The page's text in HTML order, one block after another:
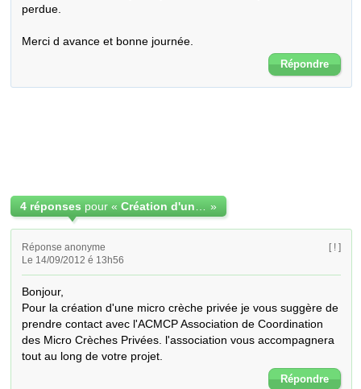
perdue.
Merci d avance et bonne journée.
Répondre
4 réponses pour « »
Réponse anonyme
Le 14/09/2012 é 13h56
[ ! ]
Bonjour,
Pour la création d'une micro crèche privée je vous suggère de
prendre contact avec l'ACMCP Association de Coordination
des Micro Crèches Privées. l'association vous accompagnera
tout au long de votre projet.
Répondre